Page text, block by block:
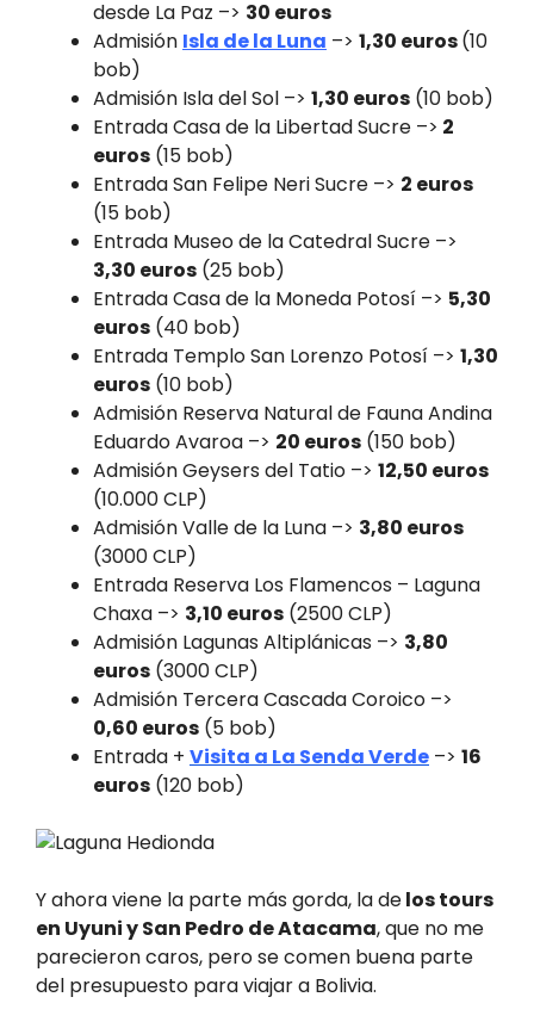
desde La Paz –> 30 euros
Admisión Isla de la Luna –> 1,30 euros(10
bob)
Admisión Isla del Sol –> 1,30 euros (10 bob)
Entrada Casa de la Libertad Sucre –> 2
euros (15 bob)
Entrada San Felipe Neri Sucre –> 2 euros
(15 bob)
Entrada Museo de la Catedral Sucre –>
3,30 euros (25 bob)
Entrada Casa de la Moneda Potosí –> 5,30
euros (40 bob)
Entrada Templo San Lorenzo Potosí –> 1,30
euros (10 bob)
Admisión Reserva Natural de Fauna Andina
Eduardo Avaroa –> 20 euros (150 bob)
Admisión Geysers del Tatio –> 12,50 euros
(10.000 CLP)
Admisión Valle de la Luna –> 3,80 euros
(3000 CLP)
Entrada Reserva Los Flamencos – Laguna
Chaxa –> 3,10 euros (2500 CLP)
Admisión Lagunas Altiplánicas –> 3,80
euros (3000 CLP)
Admisión Tercera Cascada Coroico –>
0,60 euros (5 bob)
Entrada + Visita a La Senda Verde –> 16
euros (120 bob)
Y ahora viene la parte más gorda, la delos tours
en Uyuni y San Pedro de Atacama, que no me
parecieron caros, pero se comen buena parte
del presupuesto para viajar a Bolivia.